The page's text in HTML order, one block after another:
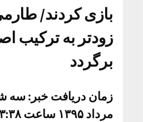
بازی کردند/
زودتر به ترکیب
برگردد
مرداد ۱۳۹۵ ساعت ۲۳:۳۸